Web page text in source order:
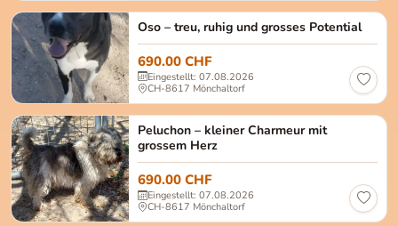
Oso – treu, ruhig und grosses Potential
Oso Männlich, kastriert Alter: ca. August 2022
690.00 CHF
Eingestellt: 07.08.2026
CH-8617 Mönchaltorf
Peluchon – kleiner Charmeur mit
grossem Herz
Peluchon Männlich, kastriert Alter: ca. April 2023
690.00 CHF
Eingestellt: 07.08.2026
CH-8617 Mönchaltorf